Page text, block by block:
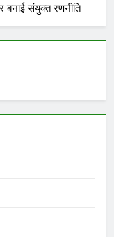
बनाई संयुक्त रणनीति